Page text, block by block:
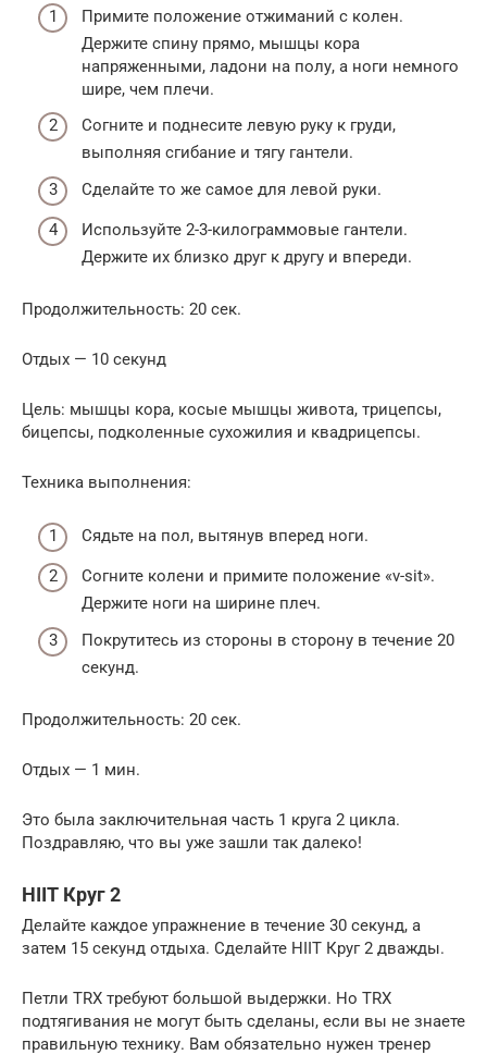
Примите положение отжиманий с колен.
Держите спину прямо, мышцы кора
напряженными, ладони на полу, а ноги немного
шире, чем плечи.
Согните и поднесите левую руку к груди,
выполняя сгибание и тягу гантели.
Сделайте то же самое для левой руки.
Используйте 2-3-килограммовые гантели.
Держите их близко друг к другу и впереди.
Продолжительность: 20 сек.
Отдых — 10 секунд
Цель: мышцы кора, косые мышцы живота, трицепсы,
бицепсы, подколенные сухожилия и квадрицепсы.
Техника выполнения:
Сядьте на пол, вытянув вперед ноги.
Согните колени и примите положение «v-sit».
Держите ноги на ширине плеч.
Покрутитесь из стороны в сторону в течение 20
секунд.
Продолжительность: 20 сек.
Отдых — 1 мин.
Это была заключительная часть 1 круга 2 цикла.
Поздравляю, что вы уже зашли так далеко!
HIIT Круг 2
Делайте каждое упражнение в течение 30 секунд, а
затем 15 секунд отдыха. Сделайте HIIT Круг 2 дважды.
Петли TRX требуют большой выдержки. Но TRX
подтягивания не могут быть сделаны, если вы не знаете
правильную технику. Вам обязательно нужен тренер